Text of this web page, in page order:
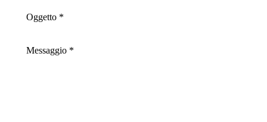
Oggetto *
Messaggio *